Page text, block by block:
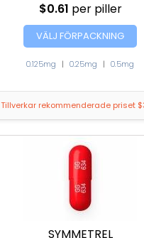
$0.61 per piller
VÄLJ FÖRPACKNING
0.125mg | 0.25mg | 0.5mg
Tillverkar rekommenderade priset
SYMMETREL